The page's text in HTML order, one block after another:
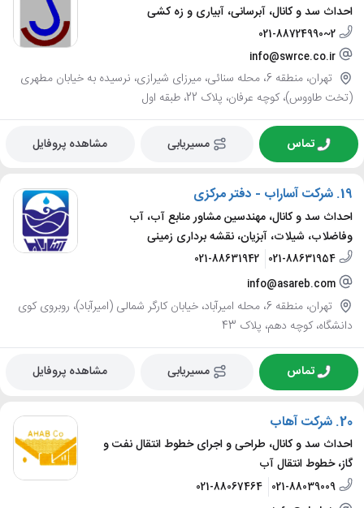
احداث سد و کانال، آبرسانی، آبیاری و زه کشی
021-88724990~2
info@swrce.co.ir
تهران، منطقه 6، محله سنائی، میرزای شیرازی، نرسیده به خیابان مطهری
(تخت طاووس)، کوچه عرفان، پلاک 22، طبقه اول
تماس مسیریابی مشاهده پروفایل
19. شرکت آساراب - دفتر مرکزی
احداث سد و کانال، مهندسین مشاور منابع آب، آب
وفاضلاب، شیلات، آبزیان، نقشه برداری زمینی
021-88631954
021-88631942
info@asareb.com
تهران، منطقه 6، محله امیرآباد، خیابان کارگر شمالی (امیرآباد)، روبروی کوی
دانشگاه، کوچه دهم، پلاک 43
تماس مسیریابی مشاهده پروفایل
20. شرکت آهاب
احداث سد و کانال، طراحی و اجرای خطوط انتقال نفت و
گاز، خطوط انتقال آب
021-88039009
021-88067464